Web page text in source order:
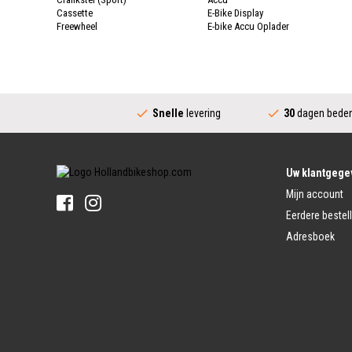
Cassette
Freewheel
Versnellingshendel (Stads)
Buitenbanden
Fiets Binnenband
E-Bike Display
E-bike Accu Oplader
Stuur
Snelle levering 30dagen
Uw
Mijn account
Eerdere
Adresboek